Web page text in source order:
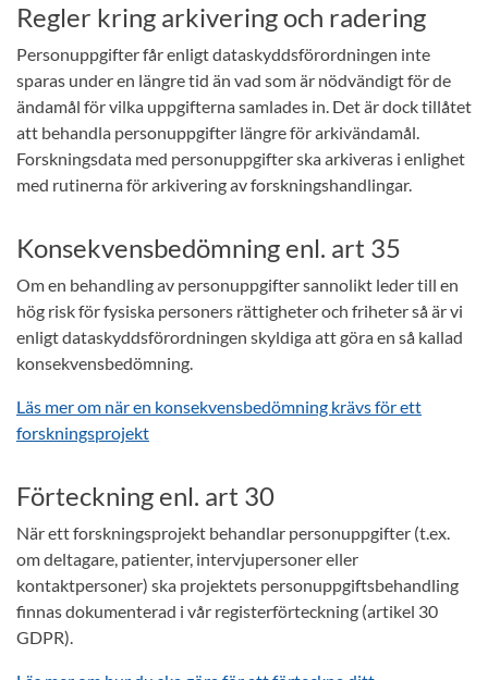
Regler kring arkivering och radering
Personuppgifter får enligt dataskyddsförordningen inte
sparas under en längre tid än vad som är nödvändigt för de
ändamål för vilka uppgifterna samlades in. Det är dock tillåtet
att behandla personuppgifter längre för arkivändamål.
Forskningsdata med personuppgifter ska arkiveras i enlighet
med rutinerna för arkivering av forskningshandlingar.
Konsekvensbedömning enl. art 35
Om en behandling av personuppgifter sannolikt leder till en
hög risk för fysiska personers rättigheter och friheter så är vi
enligt dataskyddsförordningen skyldiga att göra en så kallad
konsekvensbedömning.
Läs mer om när en konsekvensbedömning krävs för ett
forskningsprojekt
Förteckning enl. art 30
När ett forskningsprojekt behandlar personuppgifter (t.ex.
om deltagare, patienter, intervjupersoner eller
kontaktpersoner) ska projektets personuppgiftsbehandling
finnas dokumenterad i vår registerförteckning (artikel 30
GDPR).